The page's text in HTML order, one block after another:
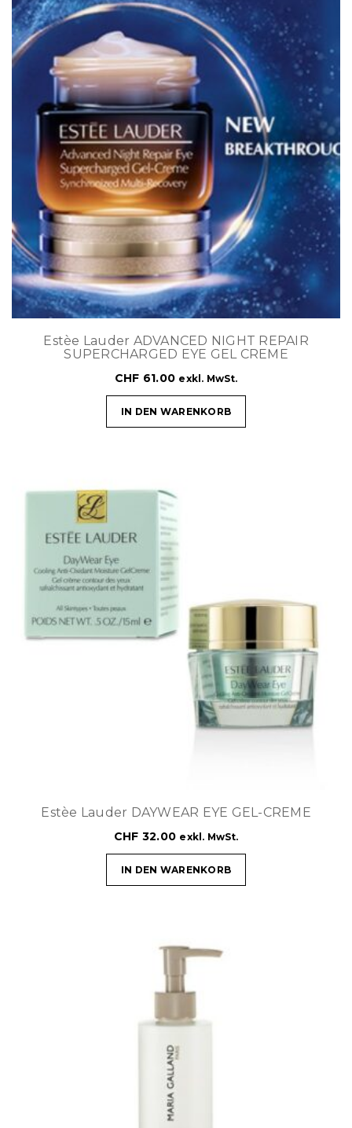
Estèe Lauder ADVANCED NIGHT REPAIR
SUPERCHARGED EYE GEL CREME
CHF 61.00 exkl. MwSt.
IN DEN WARENKORB
Estèe Lauder DAYWEAR EYE GEL-CREME
CHF 32.00 exkl. MwSt.
IN DEN WARENKORB